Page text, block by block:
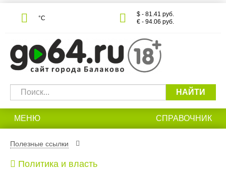
°С
$ - 81.41 руб.
€ - 94.06 руб.
НАЙТИ
МЕНЮ СПРАВОЧНИК
Полезные ссылки
Политика и власть